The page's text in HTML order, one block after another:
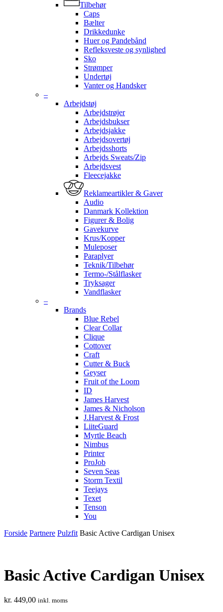
Tilbehør
Caps
Bælter
Drikkedunke
Huer og Pandebånd
Refleksveste og synlighed
Sko
Strømper
Undertøj
Vanter og Handsker
–
Arbejdstøj
Arbejdstrøjer
Arbejdsbukser
Arbejdsjakke
Arbejdsovertøj
Arbejdsshorts
Arbejds Sweats/Zip
Arbejdsvest
Fleecejakke
Reklameartikler & Gaver
Audio
Danmark Kollektion
Figurer & Bolig
Gavekurve
Krus/Kopper
Muleposer
Paraplyer
Teknik/Tilbehør
Termo-/Stålflasker
Tryksager
Vandflasker
–
Brands
Blue Rebel
Clear Collar
Clique
Cottover
Craft
Cutter & Buck
Geyser
Fruit of the Loom
ID
James Harvest
James & Nicholson
J.Harvest & Frost
LiiteGuard
Myrtle Beach
Nimbus
Printer
ProJob
Seven Seas
Storm Textil
Teejays
Texet
Tenson
You
Forside Partnere Pulzfit Basic Active Cardigan Unisex
Basic Active Cardigan Unisex
kr. 449,00 inkl. moms